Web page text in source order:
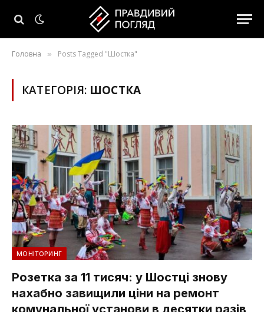
Головна » Posts Tagged "Шостка"
КАТЕГОРІЯ: ШОСТКА
МОНІТОРИНГ
Розетка за 11 тисяч: у Шостці знову
нахабно завищили ціни на ремонт
комунальної установи в десятки разів